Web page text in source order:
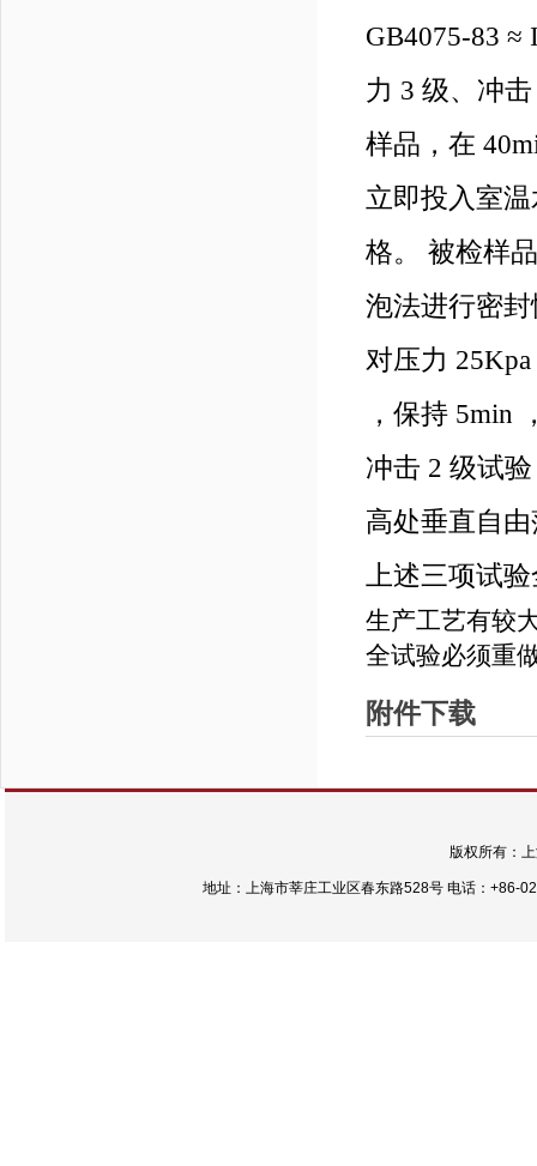
GB4075-83 ≈
力 3 级、冲
样品，在
立即投入室
格。 被检样
泡法进行密
对压力
，保持 5min
冲击 2 级试
高处垂直自
上述三项试
生产工艺有较
全试验必须重
附件下载
版权所有：
地址：上海市莘庄工业区春东路528号 电话：+86-